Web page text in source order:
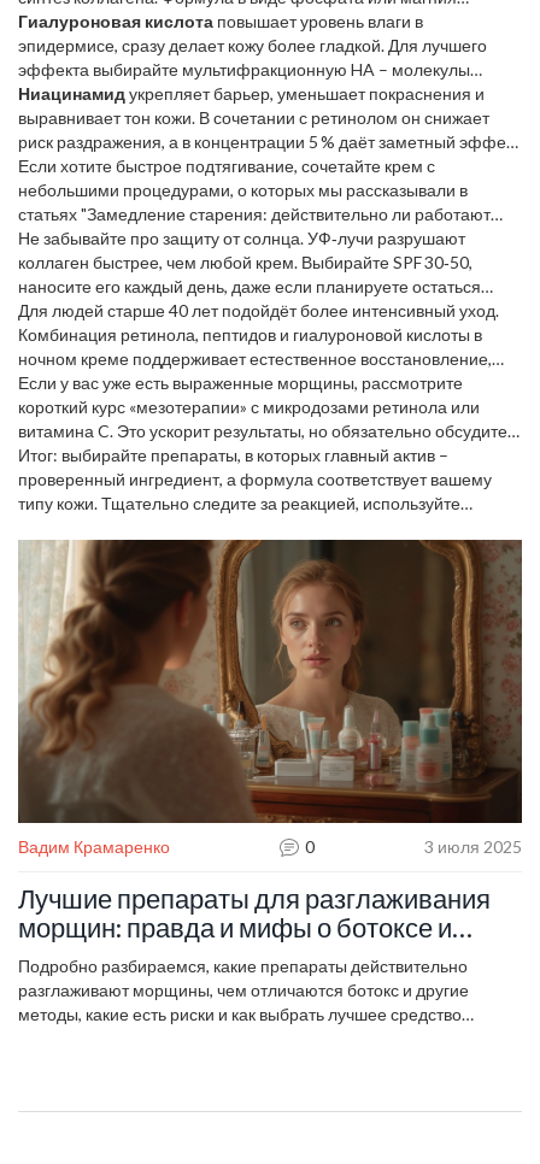
аскорбата повышает стабильность и проникаемость.
Гиалуроновая кислота повышает уровень влаги в
эпидермисе, сразу делает кожу более гладкой. Для лучшего
эффекта выбирайте мультифракционную HA – молекулы
разного размера проникают в различные слои.
Ниацинамидукрепляет барьер, уменьшает покраснения и
выравнивает тон кожи. В сочетании с ретинолом он снижает
риск раздражения, а в концентрации 5 % даёт заметный эффект
уже через 4‑6 недель.
Если хотите быстрое подтягивание, сочетайте крем с
небольшими процедурами, о которых мы рассказывали в
статьях "Замедление старения: действительно ли работают
кремы от морщин" и "Как быстро подтянуть овал лица без
операций". Лёгкий массаж или микронедлинг усиливают
проникновение активных веществ.
Не забывайте про защиту от солнца. УФ‑лучи разрушают
коллаген быстрее, чем любой крем. Выбирайте SPF 30‑50,
наносите его каждый день, даже если планируете остаться
дома.
Для людей старше 40 лет подойдёт более интенсивный уход.
Комбинация ретинола, пептидов и гиалуроновой кислоты в
ночном креме поддерживает естественное восстановление,
которое происходит во сне.
Если у вас уже есть выраженные морщины, рассмотрите
короткий курс «мезотерапии» с микродозами ретинола или
витамина C. Это ускорит результаты, но обязательно обсудите с
врачом, чтобы избежать осложнений.
Итог: выбирайте препараты, в которых главный актив –
проверенный ингредиент, а формула соответствует вашему
типу кожи. Тщательно следите за реакцией, используйте
процедурами. Тогда ваш план по уменьшению морщин будет
работать, а вы увидите реальный результат уже через несколько
недель.
Вадим Крамаренко 0 3 июля 2025
Лучшие препараты для разглаживания
морщин: правда и мифы о ботоксе и
альтернативах
Подробно разбираемся, какие препараты действительно
разглаживают морщины, чем отличаются ботокс и другие
методы, какие есть риски и как выбрать лучшее средство